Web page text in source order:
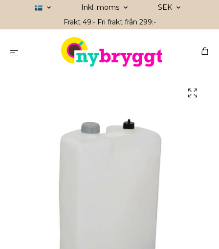
Inkl. moms
SEK
Frakt 49:- Fri frakt från 299:-